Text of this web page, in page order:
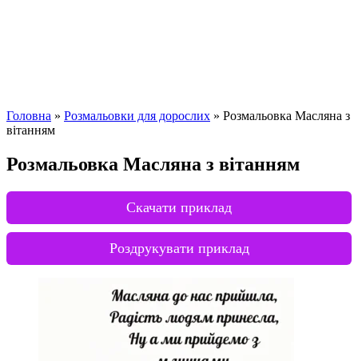
Головна » Розмальовки для дорослих » Розмальовка Масляна з
вітанням
Розмальовка Масляна з вітанням
Скачати приклад
Роздрукувати приклад